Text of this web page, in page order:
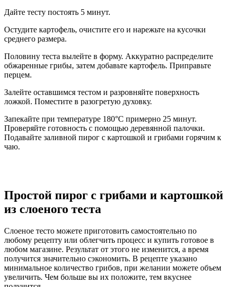
Дайте тесту постоять 5 минут.
Остудите картофель, очистите его и нарежьте на кусочки
среднего размера.
Половину теста вылейте в форму. Аккуратно распределите
обжаренные грибы, затем добавьте картофель. Приправьте
перцем.
Залейте оставшимся тестом и разровняйте поверхность
ложкой. Поместите в разогретую духовку.
Запекайте при температуре 180°С примерно 25 минут.
Проверяйте готовность с помощью деревянной палочки.
Подавайте заливной пирог с картошкой и грибами горячим к
чаю.
Простой пирог с грибами и картошкой
из слоеного теста
Слоеное тесто можете приготовить самостоятельно по
любому рецепту или облегчить процесс и купить готовое в
любом магазине. Результат от этого не изменится, а время
получится значительно сэкономить. В рецепте указано
минимальное количество грибов, при желании можете объем
увеличить. Чем больше вы их положите, тем вкуснее